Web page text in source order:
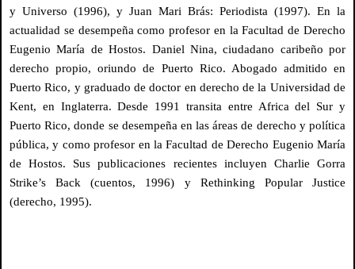
y Universo (1996), y Juan Mari Brás: Periodista (1997). En la
actualidad se desempeña como profesor en la Facultad de Derecho
Eugenio María de Hostos. Daniel Nina, ciudadano caribeño por
derecho propio, oriundo de Puerto Rico. Abogado admitido en
Puerto Rico, y graduado de doctor en derecho de la Universidad de
Kent, en Inglaterra. Desde 1991 transita entre Africa del Sur y
Puerto Rico, donde se desempeña en las áreas de derecho y política
pública, y como profesor en la Facultad de Derecho Eugenio María
de Hostos. Sus publicaciones recientes incluyen Charlie Gorra
Strike’s Back (cuentos, 1996) y Rethinking Popular Justice
(derecho, 1995).